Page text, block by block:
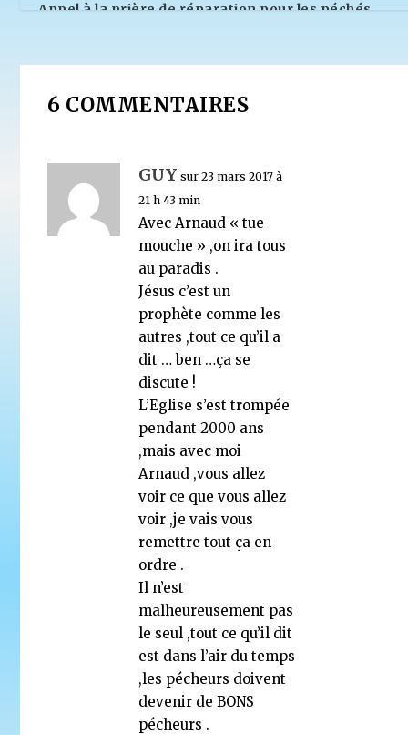
Appel à la prière de réparation pour les péchés
28 octobre 2019
6 COMMENTAIRES
GUY sur 23 mars 2017 à
21 h 43 min
Avec Arnaud « tue
mouche » ,on ira tous
au paradis .
Jésus c’est un
prophète comme les
autres ,tout ce qu’il a
dit … ben …ça se
discute !
L’Eglise s’est trompée
pendant 2000 ans
,mais avec moi
Arnaud ,vous allez
voir ce que vous allez
voir ,je vais vous
remettre tout ça en
ordre .
Il n’est
malheureusement pas
le seul ,tout ce qu’il dit
est dans l’air du temps
,les pécheurs doivent
devenir de BONS
pécheurs .